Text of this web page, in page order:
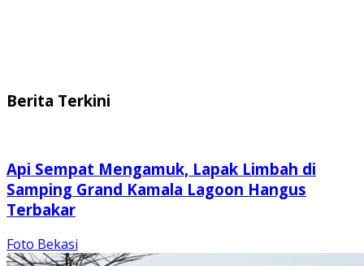
Berita Terkini
Api Sempat Mengamuk, Lapak Limbah di
Samping Grand Kamala Lagoon Hangus
Terbakar
Foto Bekasi